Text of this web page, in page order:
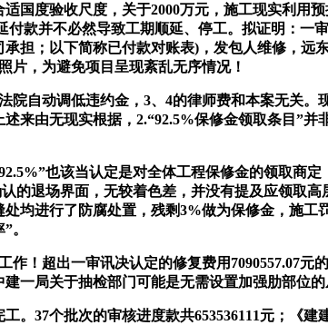
度验收尺度，关于2000万元，施工现实利用
款并不必然导致工期顺延、停工。拟证明：一
担；以下简称已付款对账表)，发包人维修，
片，为避免项目呈现紊乱无序情况！
动调低违约金，3、4的律师费和本案无关。
来由无现实根据，2.“92.5%保修金领取条目”
也该当认定是对全体工程保修金的领取商
的退场界面，无较着色差，并没有提及应领取
均进行了防腐处置，残剩3%做为保修金，施
。
超出一审讯决认定的修复费用7090557.07元
一局关于抽检部门可能是无需设置加强肋部位的
37个批次的审核进度款共653536111元；《建